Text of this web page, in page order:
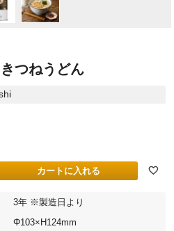
つねうどん
カートに入れる
3年 ※製造日より
Φ103×H124mm